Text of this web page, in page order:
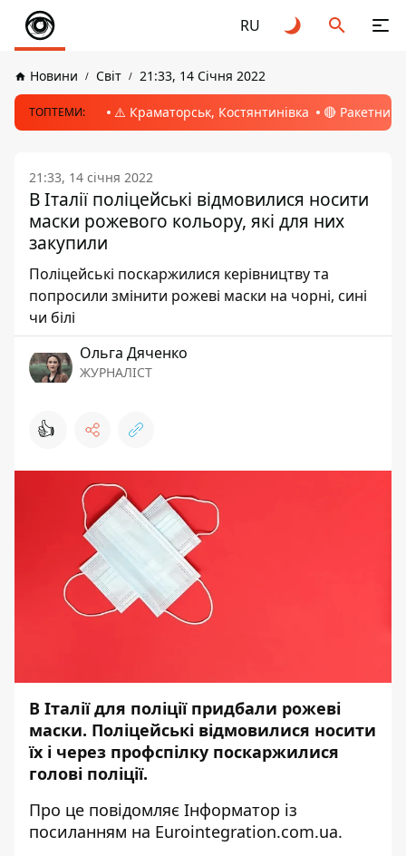
RU
Новини Світ 21:33, 14 Січня 2022
ТОПТЕМИ: ⚠️ Краматорськ, Костянтинівка 🔴 Ракетний
21:33, 14 січня 2022
В Італії поліцейські відмовилися носити
маски рожевого кольору, які для них
закупили
Поліцейські поскаржилися керівництву та
попросили змінити рожеві маски на чорні, сині
чи білі
Ольга Дяченко
ЖУРНАЛІСТ
👍
В Італії для поліції придбали рожеві
маски. Поліцейські відмовилися носити
їх і через профспілку поскаржилися
голові поліції.
Про це повідомляє Інформатор із
посиланням на Eurointegration.com.ua.